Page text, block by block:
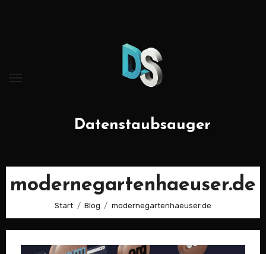
Datenstaubsauger
modernegartenhaeuser.de
Start Blog modernegartenhaeuser.de